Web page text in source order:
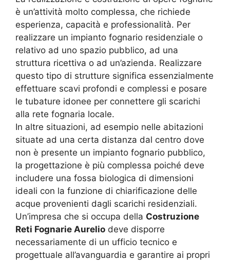
è un’attività molto complessa, che richiede
esperienza, capacità e professionalità. Per
realizzare un impianto fognario residenziale o
relativo ad uno spazio pubblico, ad una
struttura ricettiva o ad un’azienda. Realizzare
questo tipo di strutture significa essenzialmente
effettuare scavi profondi e complessi e posare
le tubature idonee per connettere gli scarichi
alla rete fognaria locale.
In altre situazioni, ad esempio nelle abitazioni
situate ad una certa distanza dal centro dove
non è presente un impianto fognario pubblico,
la progettazione è più complessa poiché deve
includere una fossa biologica di dimensioni
ideali con la funzione di chiarificazione delle
acque provenienti dagli scarichi residenziali.
Un’impresa che si occupa della Costruzione
Reti Fognarie Aurelio deve disporre
necessariamente di un ufficio tecnico e
progettuale all’avanguardia e garantire ai propri